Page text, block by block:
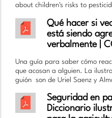
about children's risks to
Qué hacer si
está siendo
verbalmente |
Una guía para saber cómo
que acosan a alguien. La
guión son de Uriel Saenz y
Seguridad en
Diccionario